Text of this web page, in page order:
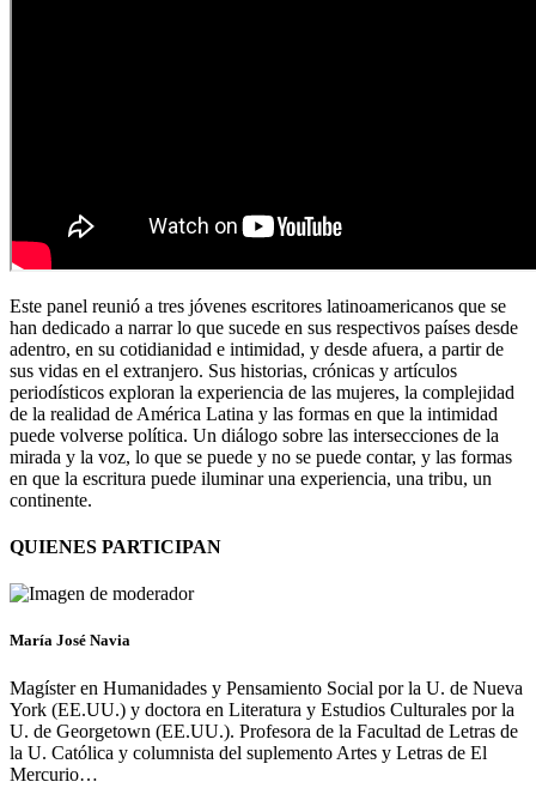
Este panel reunió a tres jóvenes escritores latinoamericanos que se
han dedicado a narrar lo que sucede en sus respectivos países desde
adentro, en su cotidianidad e intimidad, y desde afuera, a partir de
sus vidas en el extranjero. Sus historias, crónicas y artículos
periodísticos exploran la experiencia de las mujeres, la complejidad
de la realidad de América Latina y las formas en que la intimidad
puede volverse política. Un diálogo sobre las intersecciones de la
mirada y la voz, lo que se puede y no se puede contar, y las formas
en que la escritura puede iluminar una experiencia, una tribu, un
continente.
QUIENES PARTICIPAN
María José Navia
Magíster en Humanidades y Pensamiento Social por la U. de Nueva
York (EE.UU.) y doctora en Literatura y Estudios Culturales por la
U. de Georgetown (EE.UU.). Profesora de la Facultad de Letras de
la U. Católica y columnista del suplemento Artes y Letras de El
Mercurio…